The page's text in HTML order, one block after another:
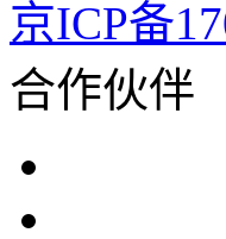
京ICP备
合作伙伴